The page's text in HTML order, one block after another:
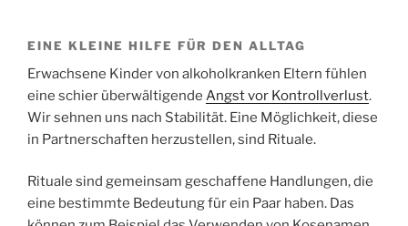
EINE KLEINE HILFE FÜR DEN ALLTAG
Erwachsene Kinder von alkoholkranken Eltern fühlen
eine schier überwältigende Angst vor Kontrollverlust.
Wir sehnen uns nach Stabilität. Eine Möglichkeit, diese
in Partnerschaften herzustellen, sind Rituale.
Rituale sind gemeinsam geschaffene Handlungen, die
eine bestimmte Bedeutung für ein Paar haben. Das